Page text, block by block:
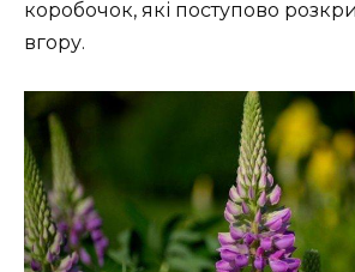
коробочок, які поступово
вгору.